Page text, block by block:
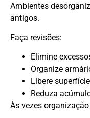
Ambientes
antigos.
Faça revisões:
Elimine
Organize
Libere
Reduza
Às vezes